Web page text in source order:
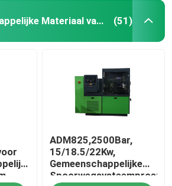
Het gemeenschappelijke Materiaal van de Spoortest (51)
ADM825,2500Bar,
15/18.5/22Kw,
Gemeenschappelijke